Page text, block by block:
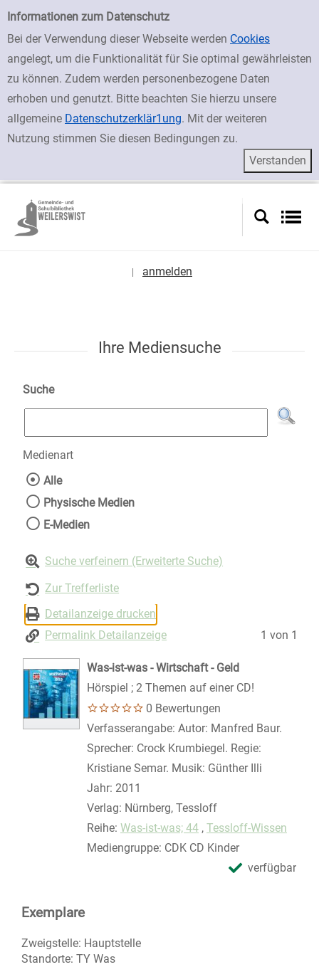
Einfache Suche
Informationen zum Datenschutz
Bei der Verwendung dieser Webseite werden Cookies
angelegt, um die Funktionalität für Sie optimal gewährleisten
zu können. Zudem werden personenbezogene Daten
erhoben und genutzt. Bitte beachten Sie hierzu unsere
allgemeine Datenschutzerklär1ung. Mit der weiteren
Nutzung stimmen Sie diesen Bedingungen zu.
zur Navigation springen
zum Inhalt springen
Zur Detailanzeige springen
anmelden
Ihre Mediensuche
Suche
Medienart
Wählen Sie die Medienart nach der Sie
Alle
Physische Medien
E-Medien
Suche verfeinern (Erweiterte Suche)
Zur Trefferliste
Detailanzeige drucken
Permalink Detailanzeige
1 von 1
Was-ist-was - Wirtschaft - Geld
Hörspiel ; 2 Themen auf einer CD!
0 Bewertungen
Suche nach diesem Verfasser
Verfasserangabe: Autor: Manfred Baur.
Sprecher: Crock Krumbiegel. Regie:
Kristiane Semar. Musik: Günther Illi
Jahr: 2011
Verlag: Nürnberg, Tessloff
Reihe: Was-ist-was; 44 , Tessloff-Wissen
Mediengruppe: CDK CD Kinder
verfügbar
Exemplare
Zweigstelle: Hauptstelle
Standorte: TY Was